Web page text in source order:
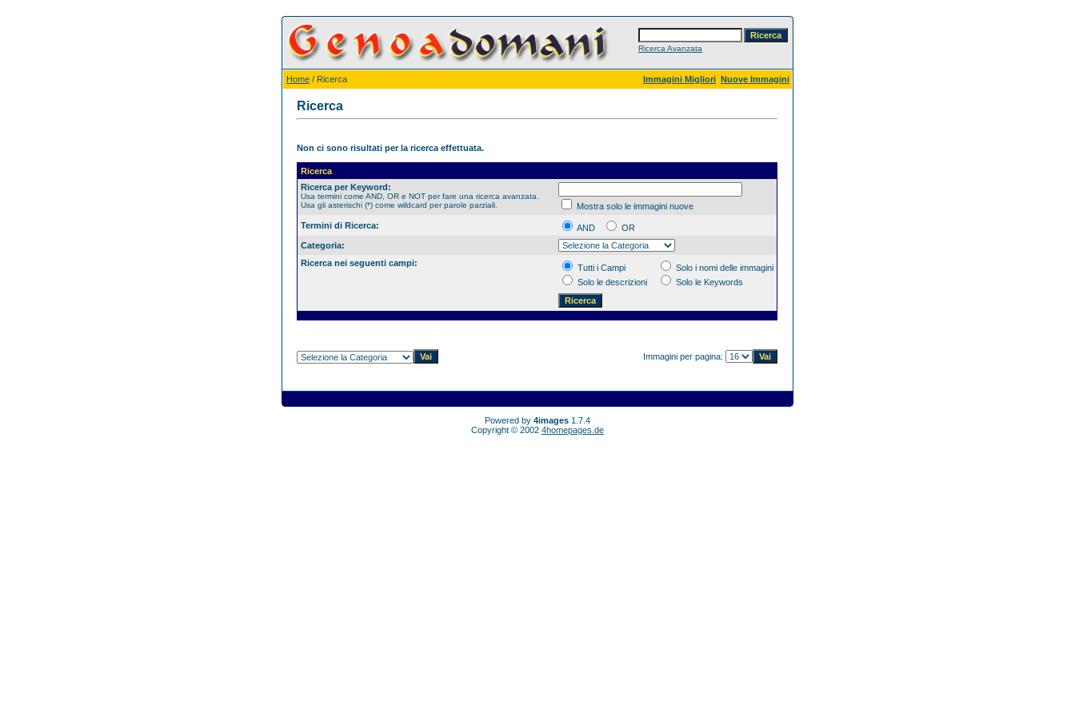
Ricerca Avanzata
Home / Ricerca Immagini Migliori Nuove Immagini
Ricerca
Non ci sono risultati per la ricerca effettuata.
Ricerca
Ricerca per Keyword:
Usa termini come AND, OR e NOT per fare una ricerca avanzata.
Usa gli asterischi (*) come wildcard per parole parziali.
Mostra solo le immagini nuove
Termini di Ricerca:
AND
OR
Categoria:
Ricerca nei seguenti campi:
Tutti i Campi
Solo i nomi delle immagini
Solo le descrizioni
Solo le Keywords
Immagini per pagina:
Powered by 4images 1.7.4
Copyright © 2002 4homepages.de